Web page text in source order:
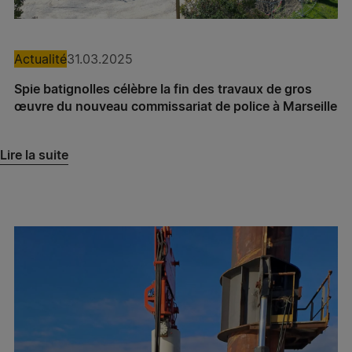
Spie batignolles énergie – Pacé
Spie batignolles énergie – Les Ulis
Spie batignolles énergie – Nanterre
Spie batignolles énergie – Eaubonne
Sogintel – Eaubonne
Actualité31.03.2025
Spie batignolles célèbre la fin des travaux de gros
œuvre du nouveau commissariat de police à Marseille
Lire la suite